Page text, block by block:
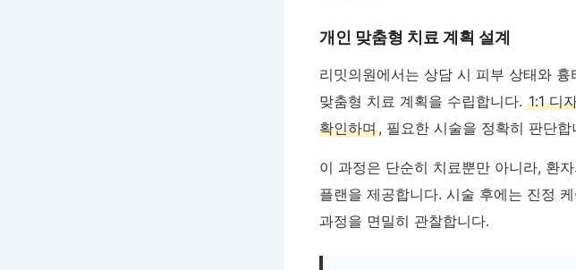
개인 맞춤형 치료 계획 설계
리밋의원에서는 상담 시 피부 상태와
맞춤형 치료 계획을 수립합니다. 1:1 디
확인하며, 필요한 시술을 정확히 판단합
이 과정은 단순히 치료뿐만 아니라, 환
플랜을 제공합니다. 시술 후에는 진정
과정을 면밀히 관찰합니다.